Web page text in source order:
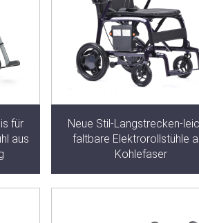
für
aus
Neue Stil-Langstrecken-
faltbare Elektrorollstühle
Kohlefaser